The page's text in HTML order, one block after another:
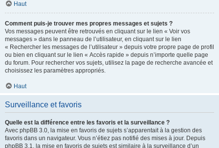
Haut
Comment puis-je trouver mes propres messages et sujets ?
Vos messages peuvent être retrouvés en cliquant sur le lien « Voir vos
messages » dans le panneau de l’utilisateur, en cliquant sur le lien
« Rechercher les messages de l’utilisateur » depuis votre propre page de profil
ou bien en cliquant sur le lien « Accès rapide » depuis n’importe quelle page
du forum. Pour rechercher vos sujets, utilisez la page de recherche avancée et
choisissez les paramètres appropriés.
Haut
Surveillance et favoris
Quelle est la différence entre les favoris et la surveillance ?
Avec phpBB 3.0, la mise en favoris de sujets s’apparentait à la gestion des
favoris dans un navigateur. Vous n’étiez pas notifié des mises à jour. Depuis
phpBB 3.1, la mise en favoris de sujets est similaire à la surveillance d’un